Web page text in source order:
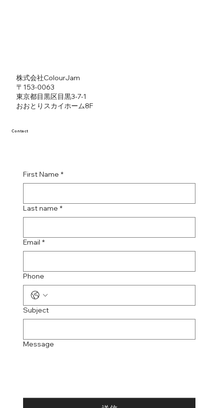
​株式会社ColourJam
​〒153-0063
東京都目黒区目黒3-7-1
​おおとりスカイホーム8F
First Name *
Last name *
Email *
Phone
Subject
Message
Contact